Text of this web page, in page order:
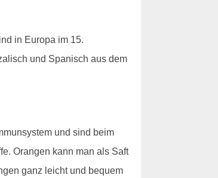
in Europa im 15.
und Spanisch aus dem
und sind beim
Orangen kann man als Saft
ganz leicht und bequem